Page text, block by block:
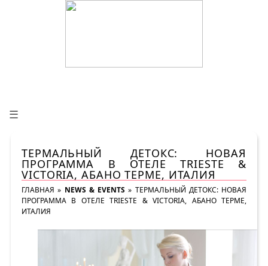
☰
ТЕРМАЛЬНЫЙ ДЕТОКС: НОВАЯ
ПРОГРАММА В ОТЕЛЕ TRIESTE &
VICTORIA, АБАНО ТЕРМЕ, ИТАЛИЯ
ГЛАВНАЯ » NEWS & EVENTS » ТЕРМАЛЬНЫЙ ДЕТОКС: НОВАЯ
ПРОГРАММА В ОТЕЛЕ TRIESTE & VICTORIA, АБАНО ТЕРМЕ,
ИТАЛИЯ